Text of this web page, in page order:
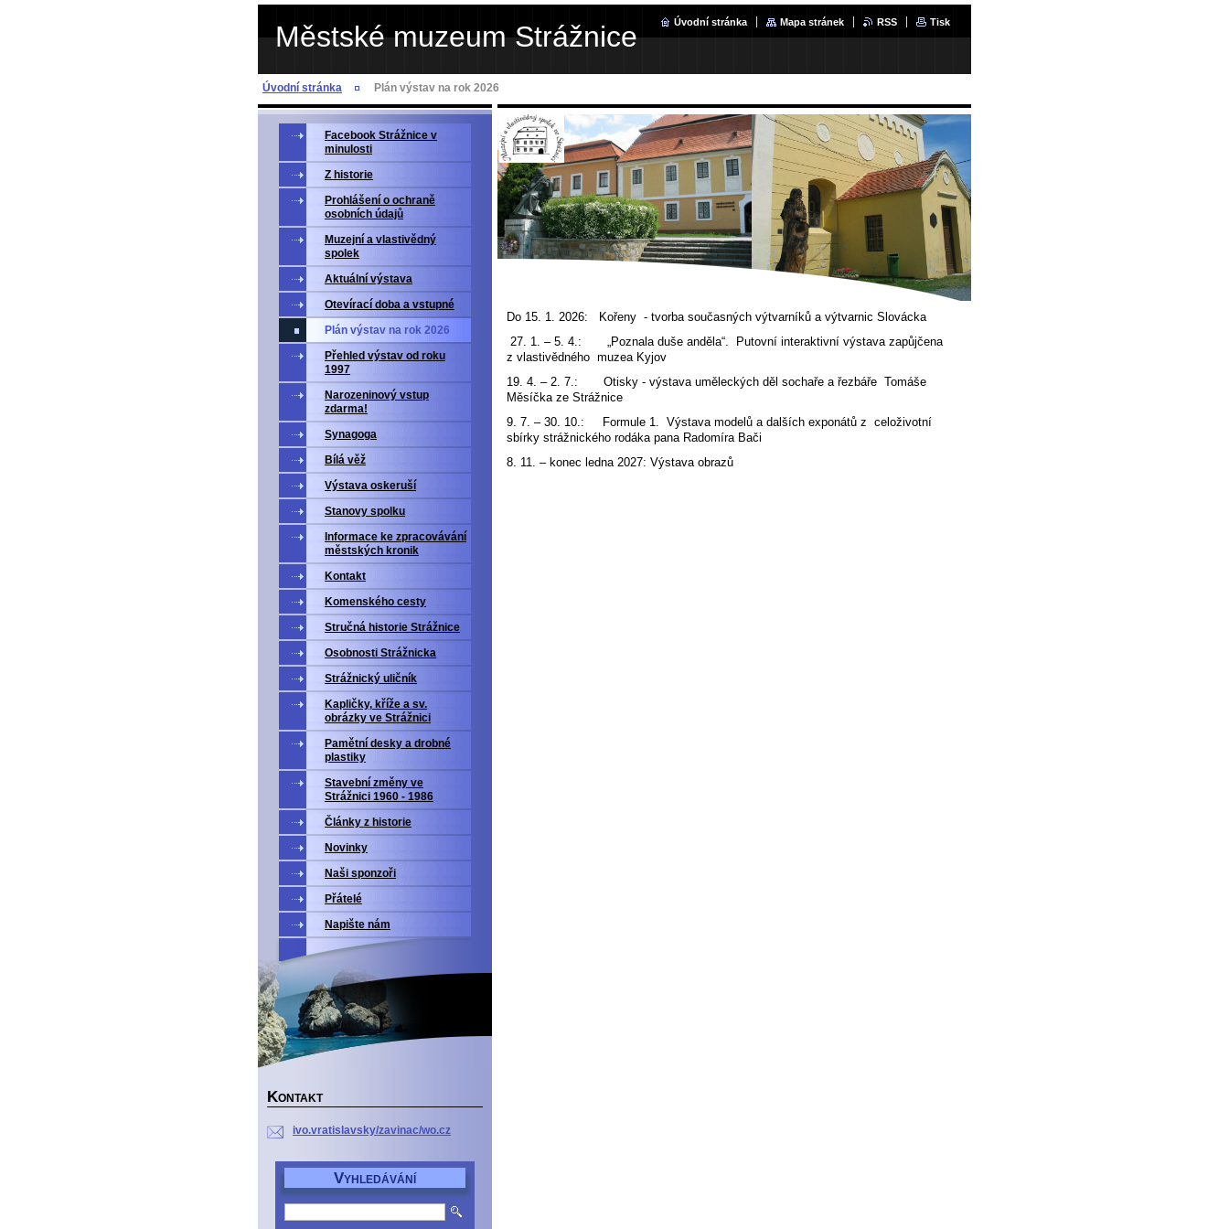
Městské muzeum Strážnice Úvodní stránka Mapa stránek RSS Tisk
Úvodní stránka Plán výstav na rok 2026
Do 15. 1. 2026: Kořeny - tvorba současných výtvarníků a výtvarnic Slovácka
27. 1. – 5. 4.: „Poznala duše anděla“. Putovní interaktivní výstava zapůjčena
z vlastivědného muzea Kyjov
19. 4. – 2. 7.: Otisky - výstava uměleckých děl sochaře a řezbáře Tomáše
Měsíčka ze Strážnice
9. 7. – 30. 10.: Formule 1. Výstava modelů a dalších exponátů z celoživotní
sbírky strážnického rodáka pana Radomíra Bači
8. 11. – konec ledna 2027: Výstava obrazů
Facebook Strážnice v
minulosti
Z historie
Prohlášení o ochraně
osobních údajů
Muzejní a vlastivědný
spolek
Aktuální výstava
Otevírací doba a vstupné
Plán výstav na rok 2026
Přehled výstav od roku
1997
Narozeninový vstup
zdarma!
Synagoga
Bílá věž
Výstava oskeruší
Stanovy spolku
Informace ke zpracovávání
městských kronik
Kontakt
Komenského cesty
Stručná historie Strážnice
Osobnosti Strážnicka
Strážnický uličník
Kapličky, kříže a sv.
obrázky ve Strážnici
Pamětní desky a drobné
plastiky
Stavební změny ve
Strážnici 1960 - 1986
Články z historie
Novinky
Naši sponzoři
Přátelé
Napište nám
KONTAKT
ivo.vratislavsky/zavinac/wo.cz
VYHLEDÁVÁNÍ